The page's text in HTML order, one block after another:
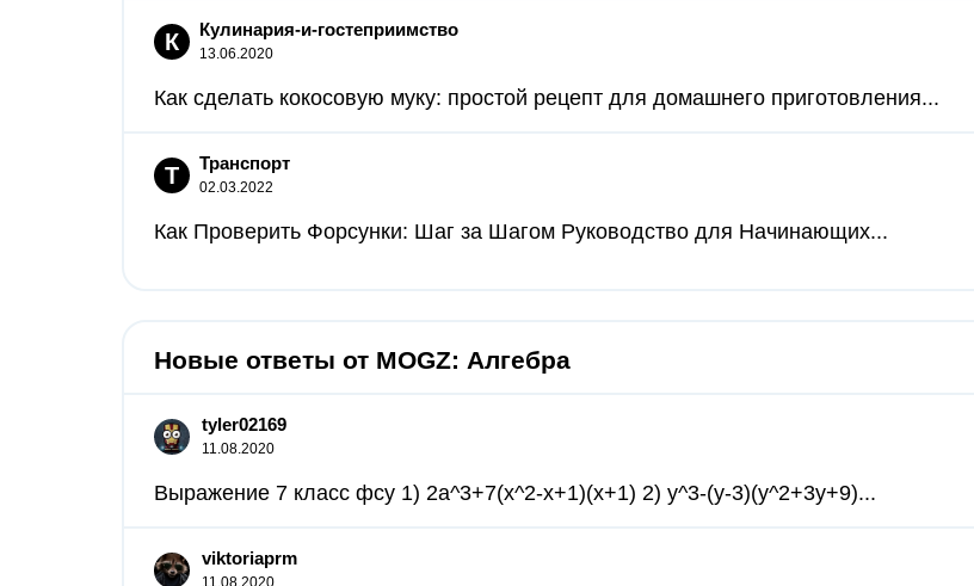
К Кулинария-и-гостеприимство
13.06.2020
Как сделать кокосовую муку: простой рецепт для домашнего приготовления...
Т Транспорт
02.03.2022
Как Проверить Форсунки: Шаг за Шагом Руководство для Начинающих...
Новые ответы от MOGZ: Алгебра
tyler02169
11.08.2020
Выражение 7 класс фсу 1) 2a^3+7(x^2-x+1)(x+1) 2) y^3-(y-3)(y^2+3y+9)...
viktoriaprm
11.08.2020